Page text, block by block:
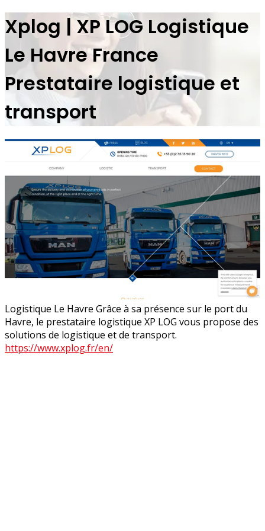
Xplog | XP LOG Logistique
Le Havre France
Prestataire logistique et
transport
Logistique Le Havre Grâce à sa présence sur le port du
Havre, le prestataire logistique XP LOG vous propose des
solutions de logistique et de transport.
https://www.xplog.fr/en/